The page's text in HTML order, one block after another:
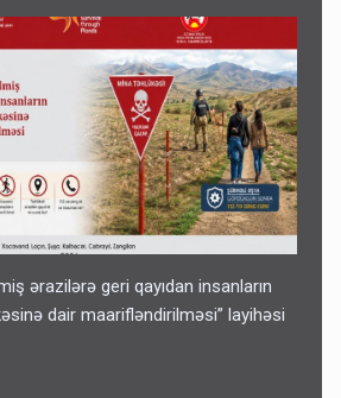
ərazilərə geri qayıdan insanların
dair maarifləndirilməsi” layihəsi